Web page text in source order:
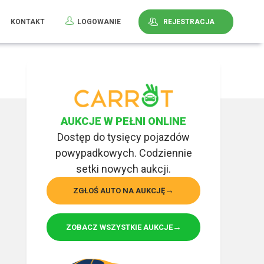
KONTAKT LOGOWANIE REJESTRACJA
AUKCJE W PEŁNI ONLINE
Dostęp do tysięcy pojazdów
powypadkowych. Codziennie
setki nowych aukcji.
ZGŁOŚ AUTO NA AUKCJĘ
ZOBACZ WSZYSTKIE AUKCJE